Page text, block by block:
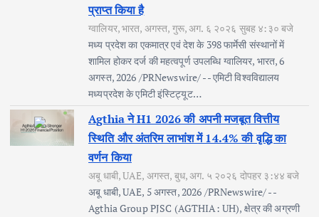
प्राप्त किया है
ग्वालियर, भारत, अगस्त, गुरू, अग. ६ २०२६ सुबह ४:३० बजे
मध्य प्रदेश का एकमात्र एवं देश के 398 फार्मेसी संस्थानों में
शामिल होकर दर्ज की महत्वपूर्ण उपलब्धि ग्वालियर, भारत, 6
अगस्त, 2026 /PRNewswire/ -- एमिटी विश्वविद्यालय
मध्यप्रदेश के एमिटी इंस्टिट्यूट…
Agthia ने H1 2026 की अपनी मजबूत वित्तीय
स्थिति और अंतरिम लाभांश में 14.4% की वृद्धि का
वर्णन किया
अबू धाबी, UAE, अगस्त, बुध, अग. ५ २०२६ दोपहर ३:४४ बजे
अबू धाबी, UAE, 5 अगस्त, 2026 /PRNewswire/ --
Agthia Group PJSC (AGTHIA: UH), क्षेत्र की अग्रणी